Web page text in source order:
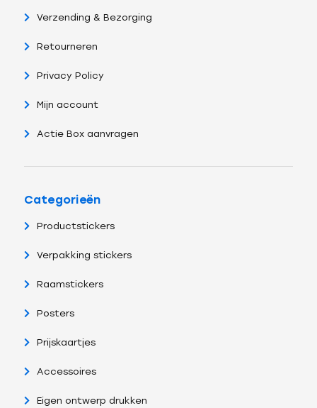
Verzending & Bezorging
Retourneren
Privacy Policy
Mijn account
Actie Box aanvragen
Categorieën
Productstickers
Verpakking stickers
Raamstickers
Posters
Prijskaartjes
Accessoires
Eigen ontwerp drukken